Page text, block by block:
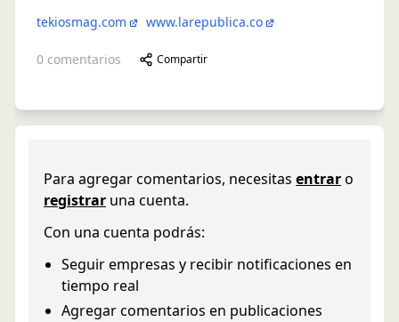
tekiosmag.com
www.larepublica.co
0 comentarios Compartir
Para agregar comentarios, necesitas entraro
registrar una cuenta.
Con una cuenta podrás:
Seguir empresas y recibir notificaciones en
tiempo real
Agregar comentarios en publicaciones